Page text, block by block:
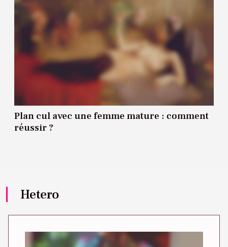
Plan cul avec une femme mature : comment
réussir ?
Hetero